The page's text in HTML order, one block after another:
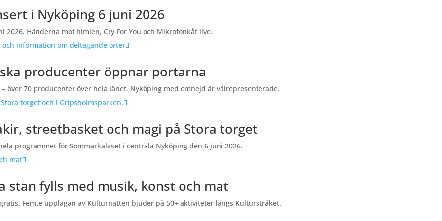
i Nyköping 6 juni 2026
Händerna mot himlen, Cry For You och Mikrofonkåt live.
producenter öppnar portarna
70 producenter över hela länet. Nyköping med omnejd är välrepresenterade.
streetbasket och magi på Stora torget
programmet för Sommarkalaset i centrala Nyköping den 6 juni 2026.
stan fylls med musik, konst och mat
Femte upplagan av Kulturnatten bjuder på 50+ aktiviteter längs Kulturstråket.